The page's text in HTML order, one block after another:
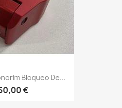
Bloqueo De...
€